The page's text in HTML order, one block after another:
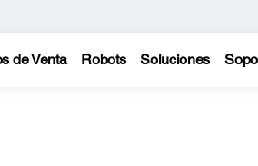
de Venta Robots Soluciones